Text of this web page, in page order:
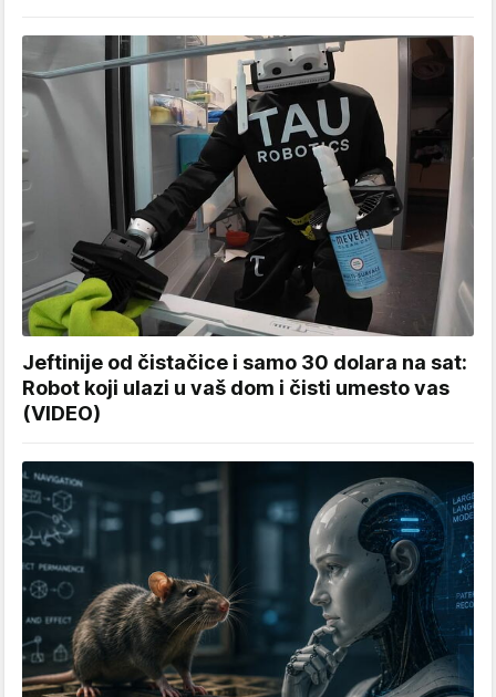
Jeftinije od čistačice i samo 30 dolara na sat:
Robot koji ulazi u vaš dom i čisti umesto vas
(VIDEO)